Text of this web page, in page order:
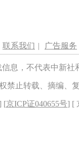
联系我们 | 广告服务
息，不代表中新
禁止转载、摘编、
[京ICP证040655号] [